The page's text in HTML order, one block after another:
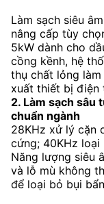
Làm sạch siêu
nâng cấp tùy
5kW dành cho
cồng kềnh, hệ
thụ chất lỏng
xuất thiết bị điện
2. Làm sạch sâu
chuẩn ngành
28KHz xử lý cặn
cứng; 40KHz loại
Năng lượng siêu
và lỗ mù không
để loại bỏ bụi